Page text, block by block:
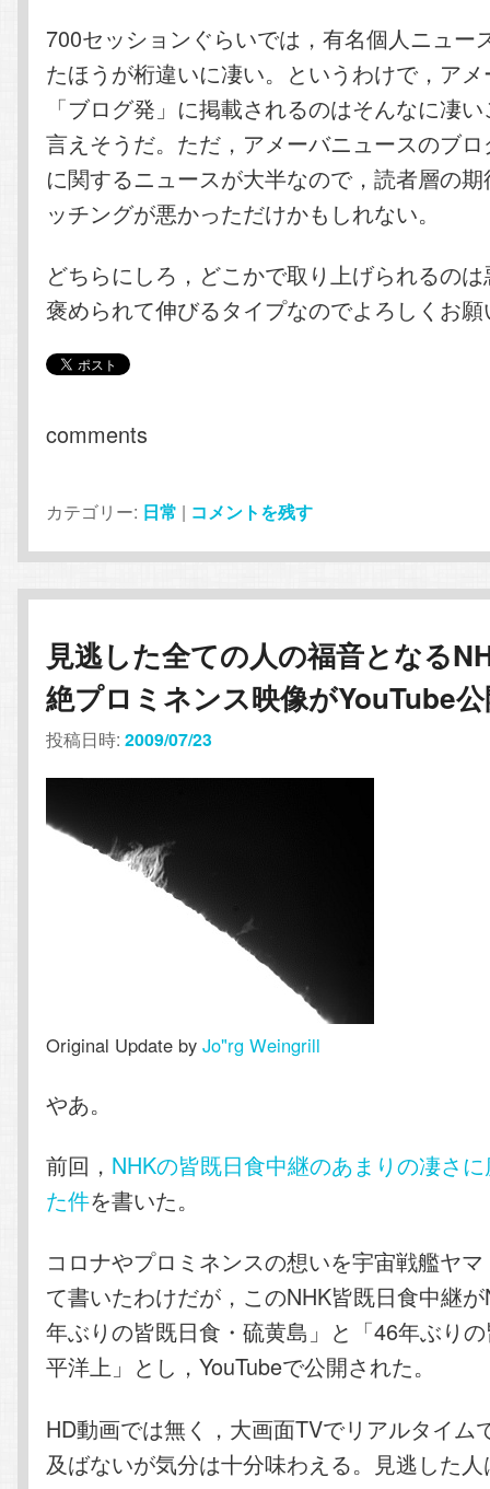
700セッションぐらいでは，有名個人ニュー
たほうが桁違いに凄い。というわけで，ア
「ブログ発」に掲載されるのはそんなに凄
言えそうだ。ただ，アメーバニュースのブ
に関するニュースが大半なので，読者層の
ッチングが悪かっただけかもしれない。
どちらにしろ，どこかで取り上げられるの
褒められて伸びるタイプなのでよろしくお
comments
カテゴリー: 日常 | コメントを残す
見逃した全ての人の福音となる
絶プロミネンス映像がYouTube
投稿日時:2009/07/23
Original Update byJo"rg Weingrill
やあ。
前回， NHKの皆既日食中継のあまりの凄さ
た件を書いた。
コロナやプロミネンスの想いを宇宙戦艦ヤ
て書いたわけだが，このNHK皆既日食中継
年ぶりの皆既日食・硫黄島」と「46年ぶり
平洋上」とし，YouTubeで公開された。
HD動画では無く，大画面TVでリアルタイム
及ばないが気分は十分味わえる。見逃した